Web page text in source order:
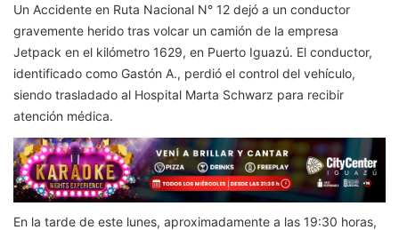
Un Accidente en Ruta Nacional N° 12 dejó a un conductor
gravemente herido tras volcar un camión de la empresa
Jetpack en el kilómetro 1629, en Puerto Iguazú. El conductor,
identificado como Gastón A., perdió el control del vehículo,
siendo trasladado al Hospital Marta Schwarz para recibir
atención médica.
En la tarde de este lunes, aproximadamente a las 19:30 horas,